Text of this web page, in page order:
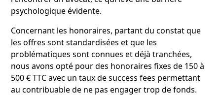
psychologique évidente.
Concernant les honoraires, partant du constat que
les offres sont standardisées et que les
problématiques sont connues et déjà tranchées,
nous avons opté pour des honoraires fixes de 150 à
500 € TTC avec un taux de success fees permettant
au contribuable de ne pas engager trop de fonds.